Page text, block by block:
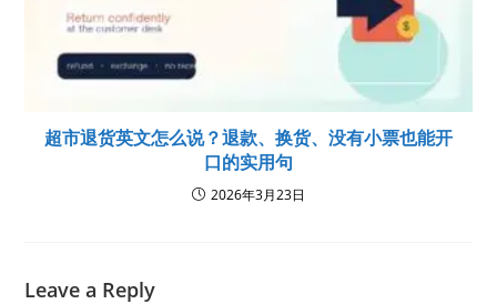
超市退货英文怎么说？退款、换货、没有小票也能开
口的实用句
2026年3月23日
Leave a Reply